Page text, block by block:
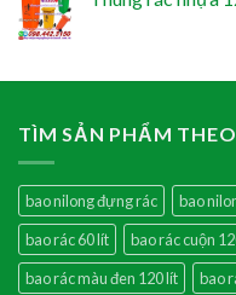
TÌM SẢN PHẨM
bao nilong đựng rác bao
bao rác 60 lít
bao rác cuộn
bao rác màu đen 120 lít
bao